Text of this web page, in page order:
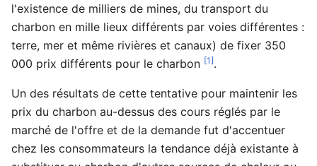
l'existence de milliers de mines, du transport du
charbon en mille lieux différents par voies différentes :
terre, mer et même rivières et canaux) de fixer 350
000 prix différents pour le charbon [1].
Un des résultats de cette tentative pour maintenir les
prix du charbon au-dessus des cours réglés par le
marché de l'offre et de la demande fut d'accentuer
chez les consommateurs la tendance déjà existante à